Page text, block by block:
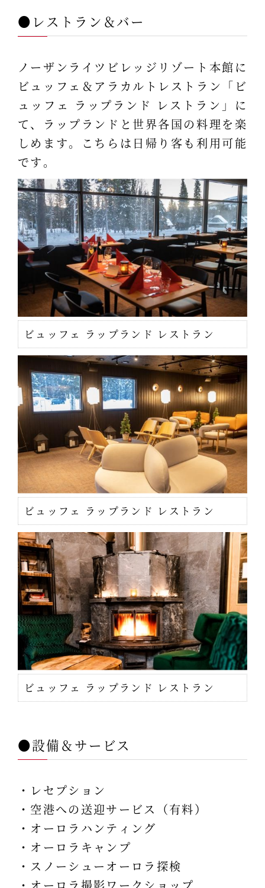
●レストラン＆バー
ノーザンライツビレッジリゾート本館に
ビュッフェ＆アラカルトレストラン「ビ
ュッフェ ラップランド レストラン」に
て、ラップランドと世界各国の料理を楽
しめます。こちらは日帰り客も利用可能
です。
ビュッフェ ラップランド レストラン
ビュッフェ ラップランド レストラン
ビュッフェ ラップランド レストラン
●設備＆サービス
・レセプション
・空港への送迎サービス（有料）
・オーロラハンティング
・オーロラキャンプ
・スノーシューオーロラ探検